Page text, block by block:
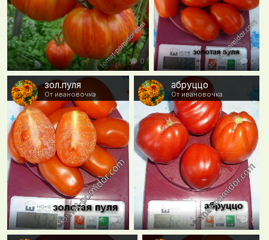
0 0
зол.пуля
От ивановочка
0
абруццо
От ивановочка
0